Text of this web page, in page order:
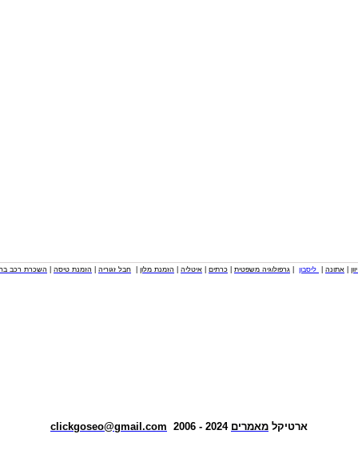
אתונה ליסבון גרפולוגיה משפטית כרתים איטליה הזמנת מלון חבל זגוריה הזמנת טיסה השכרת רכב
ארטיקל מאמרים 2024 - 2006
clickgoseo@gmail.com